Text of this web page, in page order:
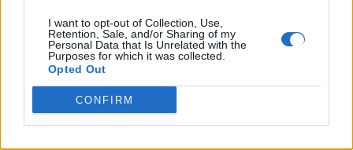
I want to opt-out of Collection, Use,
Retention, Sale, and/or Sharing of my
Personal Data that Is Unrelated with the
Purposes for which it was collected.
Opted Out
CONFIRM
επενδύσεις, νησιά και προορισμούς υπό πίεση
8 Αυγούστου, 2026
Σούπερ Μάρκετ: Και νέοι κωδικοί στις μειώσεις στα ράφια
8 Αυγούστου, 2026